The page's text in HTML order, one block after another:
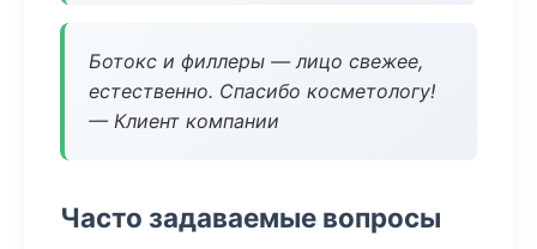
Ботокс и филлеры — лицо свежее,
естественно. Спасибо косметологу!
— Клиент компании
Часто задаваемые вопросы